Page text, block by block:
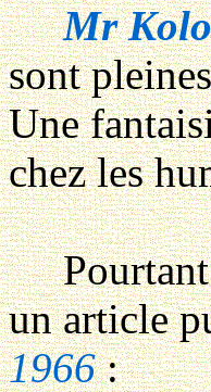
Mr
sont
Une
chez les
Pourtant
un article
1966: